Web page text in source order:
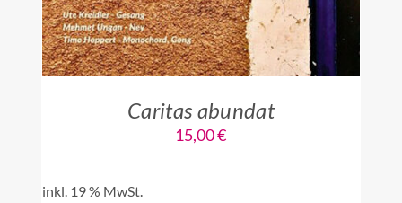
Caritas abundat
15,00€
inkl. 19 % MwSt.